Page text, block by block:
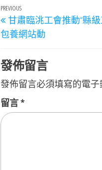
文
章
導
覽
Previous
Post
PREVIOUS
甘肅臨洮工會推動“縣
包養網站動
發佈留言
發佈留言必須填寫的電子
留言*